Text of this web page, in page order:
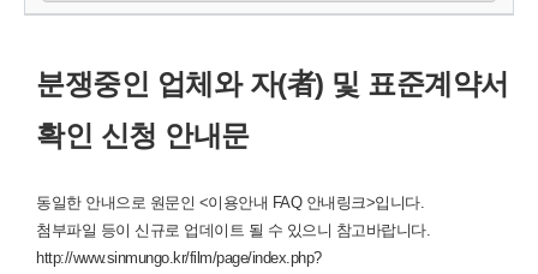
분쟁중인 업체와 자(者) 및 표준계약서
확인 신청 안내문
동일한 안내으로 원문인 <이용안내 FAQ 안내링크>입니다.
첨부파일 등이 신규로 업데이트 될 수 있으니 참고바랍니다.
http://www.sinmungo.kr/film/page/index.php?